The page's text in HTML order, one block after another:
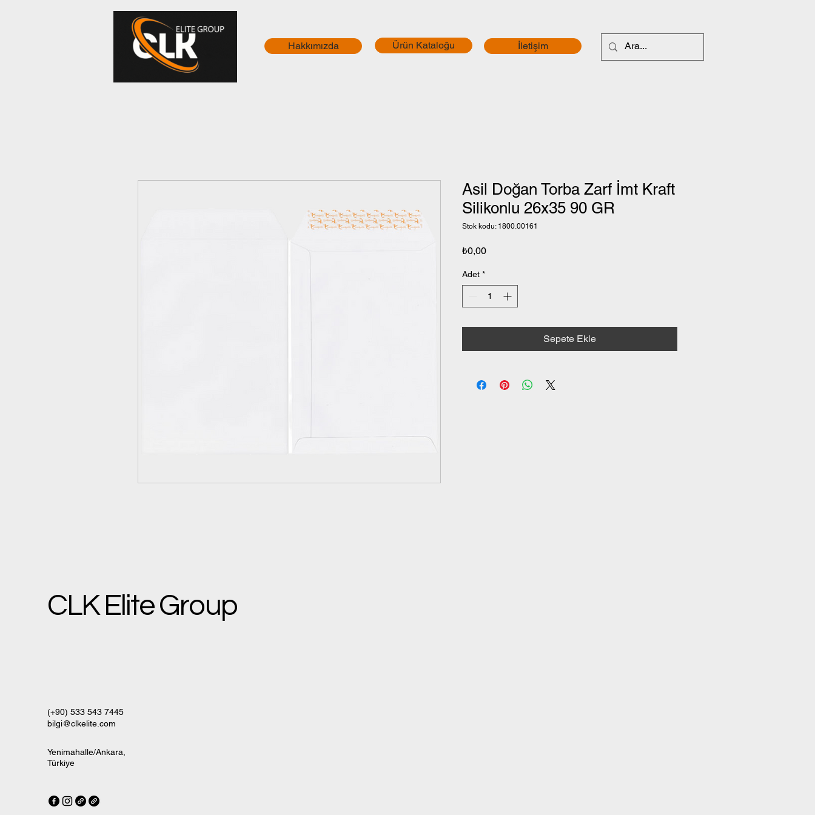
Hakkımızda Ürün Kataloğu İletişim
Asil Doğan Torba Zarf İmt Kraft
Silikonlu 26x35 90 GR
Stok kodu: 1800.00161
₺0,00Fiyat
Adet *
Sepete Ekle
CLK Elite Group
(+90) 533 543 7445
bilgi@clkelite.com
Yenimahalle/Ankara,
Türkiye